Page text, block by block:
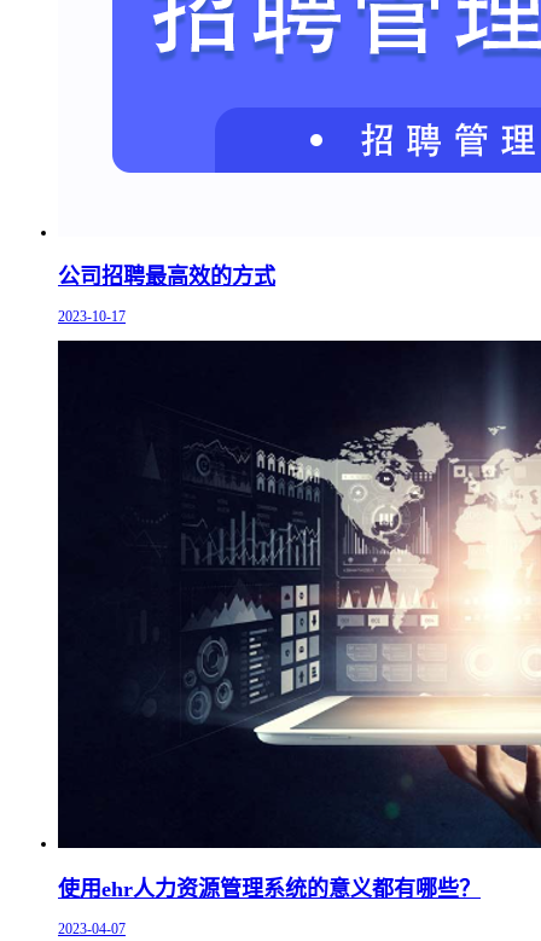
公司招聘最高效的方式
2023-10-17
使用ehr人力资源管理系统的意义都有哪些？
2023-04-07